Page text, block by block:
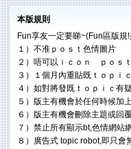
本版規則
Fun享友一定要睇~(Fun區版規
１）不准ｐｏｓｔ色情圖片
２）唔可以ｉｃｏｎ ｐｏｓ
３）１個月內重貼既ｔｏｐｉ
４）如對將發既ｔｏｐｉｃ有
５）版主有機會於任何時候加
６）版主有機會刪除主題或回
７）禁止所有顯示bt,色情網站
８）廣告式 topic robot,即只會